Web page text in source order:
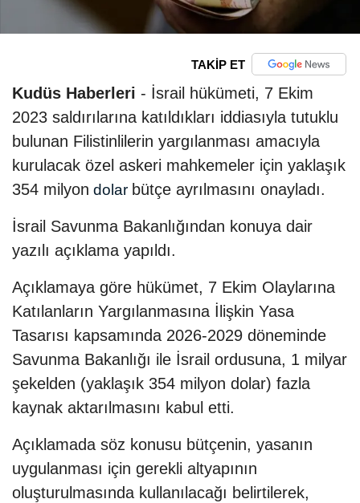
TAKİP ET
Kudüs Haberleri - İsrail hükümeti, 7 Ekim
2023 saldırılarına katıldıkları iddiasıyla tutuklu
bulunan Filistinlilerin yargılanması amacıyla
kurulacak özel askeri mahkemeler için yaklaşık
354 milyon dolar bütçe ayrılmasını onayladı.
İsrail Savunma Bakanlığından konuya dair
yazılı açıklama yapıldı.
Açıklamaya göre hükümet, 7 Ekim Olaylarına
Katılanların Yargılanmasına İlişkin Yasa
Tasarısı kapsamında 2026-2029 döneminde
Savunma Bakanlığı ile İsrail ordusuna, 1 milyar
şekelden (yaklaşık 354 milyon dolar) fazla
kaynak aktarılmasını kabul etti.
Açıklamada söz konusu bütçenin, yasanın
uygulanması için gerekli altyapının
oluşturulmasında kullanılacağı belirtilerek,